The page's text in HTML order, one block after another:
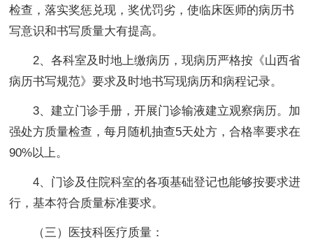
检查，落实奖惩兑现，奖优罚劣，使临床医师的病历书
写意识和书写质量大有提高。
2、各科室及时地上缴病历，现病历严格按《山西省
病历书写规范》要求及时地书写现病历和病程记录。
3、建立门诊手册，开展门诊输液建立观察病历。加
强处方质量检查，每月随机抽查5天处方，合格率要求在
90%以上。
4、门诊及住院科室的各项基础登记也能够按要求进
行，基本符合质量标准要求。
（三）医技科医疗质量：